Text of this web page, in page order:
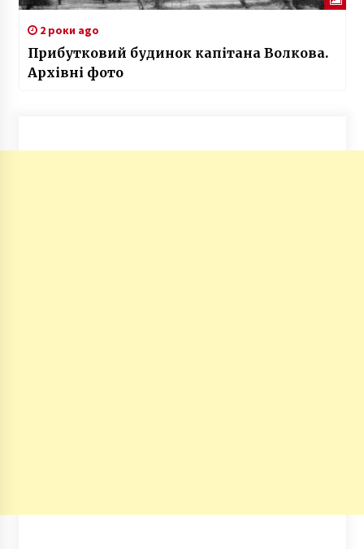
2 роки ago
Прибутковий будинок капітана Волкова.
Архівні фото